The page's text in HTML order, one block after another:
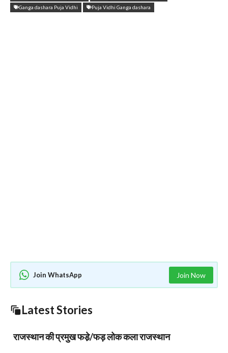
Ganga dashara Puja Vidhi
Puja Vidhi Ganga dashara
Join WhatsApp Join Now
Latest Stories
राजस्थान की प्रमुख फडे़/फड़ लोक कला राजस्थान